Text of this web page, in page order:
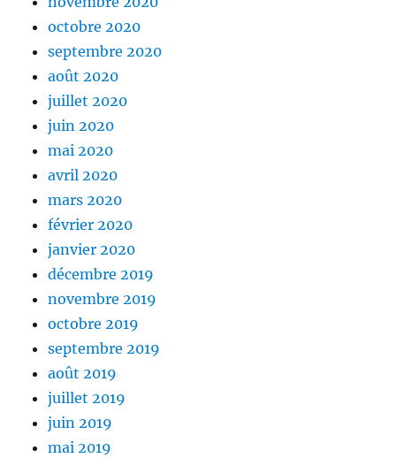
octobre 2020
septembre 2020
août 2020
juillet 2020
juin 2020
mai 2020
avril 2020
mars 2020
février 2020
janvier 2020
décembre 2019
novembre 2019
octobre 2019
septembre 2019
août 2019
juillet 2019
juin 2019
mai 2019